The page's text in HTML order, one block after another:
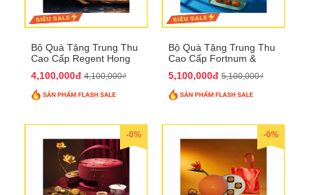
Bộ Quà Tặng Trung Thu
Cao Cấp Regent Hong
4,100,000đ 4,100,000₫
Bộ Quà Tặng Trung Thu
Cao Cấp Fortnum &
5,100,000đ 5,100,000₫
-0% -0%